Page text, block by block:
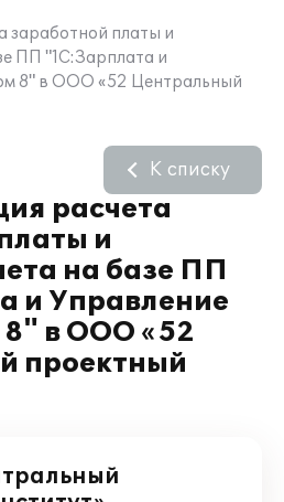
заработной платы и
ПП "1С:Зарплата и
8" в ООО «52 Центральный
расчета
и
на базе ПП
и Управление
в ООО «52
проектный
К списку